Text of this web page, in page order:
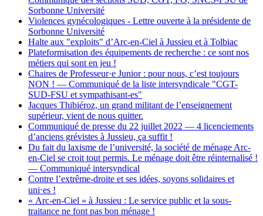
Sorbonne Université
Violences gynécologiques - Lettre ouverte à la présidente de
Sorbonne Université
Halte aux "exploits" d’Arc-en-Ciel à Jussieu et à Tolbiac
Plateformisation des équipements de recherche : ce sont nos
métiers qui sont en jeu !
Chaires de Professeur·e Junior : pour nous, c’est toujours
NON ! — Communiqué de la liste intersyndicale "CGT-
SUD-FSU et sympathisant-es"
Jacques Thibiéroz, un grand militant de l’enseignement
supérieur, vient de nous quitter.
Communiqué de presse du 22 juillet 2022 — 4 licenciements
d’anciens grévistes à Jussieu, ça suffit !
Du fait du laxisme de l’université, la société de ménage Arc-
en-Ciel se croit tout permis. Le ménage doit être réinternalisé !
— Communiqué intersyndical
Contre l’extrême-droite et ses idées, soyons solidaires et
uni⋅es !
« Arc-en-Ciel » à Jussieu : Le service public et la sous-
traitance ne font pas bon ménage !